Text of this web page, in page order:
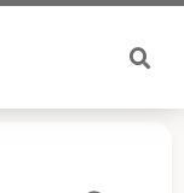
تخطي
المحتوى